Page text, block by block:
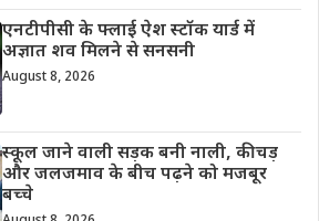
एनटीपीसी के फ्लाई ऐश स्टॉक यार्ड में
अज्ञात शव मिलने से सनसनी
August 8, 2026
स्कूल जाने वाली सड़क बनी नाली, कीचड़
और जलजमाव के बीच पढ़ने को मजबूर
बच्चे